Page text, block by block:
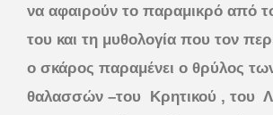
να αφαιρούν το παραμικρό από
του και τη μυθολογία που τον
ο σκάρος παραμένει ο θρύλος
θαλασσών –του Κρητικού , του